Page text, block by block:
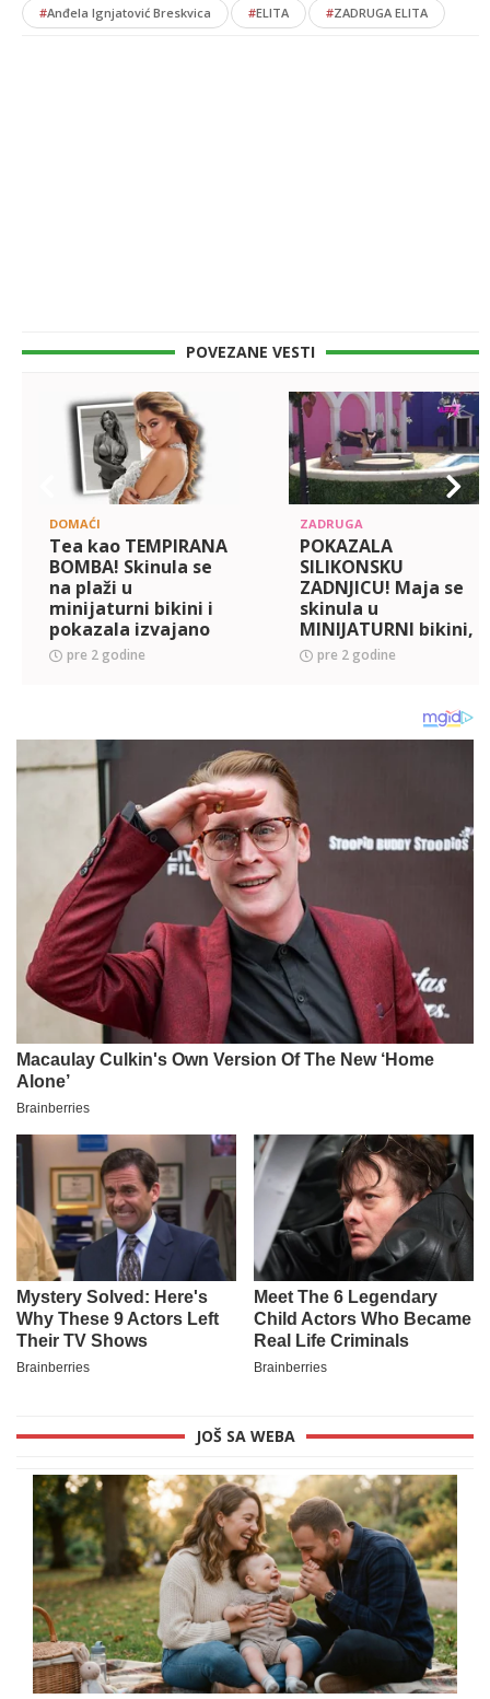
#Anđela Ignjatović Breskvica #ELITA #ZADRUGA ELITA
POVEZANE VESTI
DOMAĆI
Tea kao TEMPIRANA
BOMBA! Skinula se
na plaži u
minijaturni bikini i
pokazala izvajano
telo! NIJE ZA ONE SA
SLABIM
pre 2 godine
ZADRUGA
POKAZALA
SILIKONSKU
ZADNJICU! Maja se
skinula u
MINIJATURNI bikini,
pa pokazala svoje
zmijsko telo! Nije
srcem! (VIDEO)
pre 2 godine
JOŠ SA WEBA